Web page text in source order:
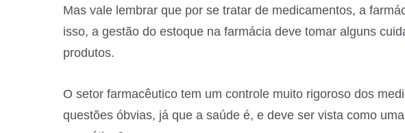
Mas vale lembrar que por se tratar de medicamentos, a
isso, a gestão do estoque na farmácia deve tomar alguns
produtos.
O setor farmacêutico tem um controle muito rigoroso dos
questões óbvias, já que a saúde é, e deve ser vista como